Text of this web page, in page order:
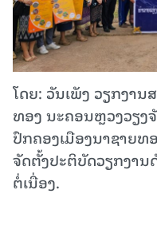
ໂດຍ: ວັນເພັງ ວຽກງານ
ທອງ ນະຄອນຫຼວງວຽງ
ປົກຄອງເມືອງນາຊາຍທ
ຈັດຕັ້ງປະຕິບັດວຽກງານ
ຕໍ່ເນື່ອງ.